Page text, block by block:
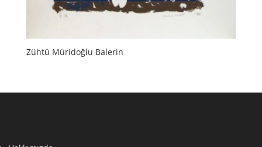
Zühtü Müridoğlu Balerin